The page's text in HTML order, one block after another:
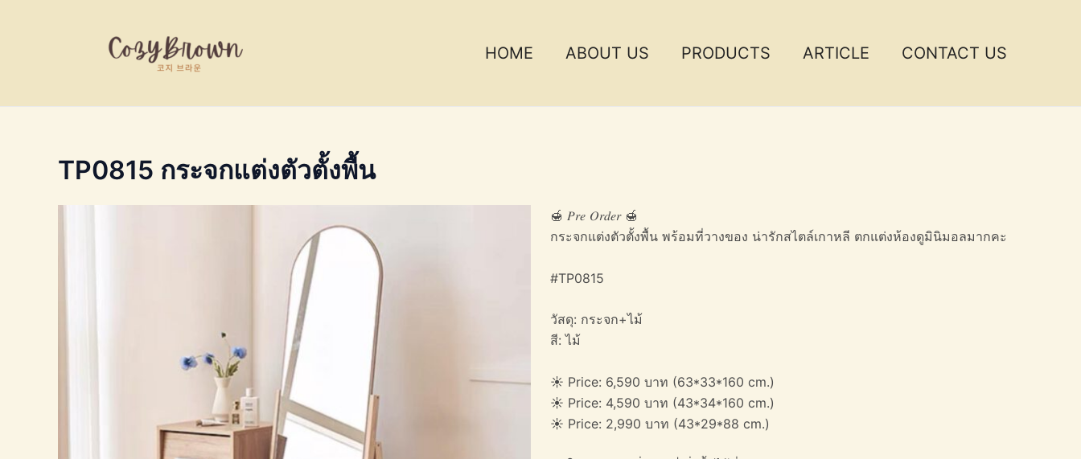
HOME ABOUT US PRODUCTS ARTICLE CONTACT US
TP0815 กระจกแต่งตัวตั้งพื้น
🍯 𝑃𝑟𝑒 𝑂𝑟𝑑𝑒𝑟 🍯
กระจกแต่งตัวตั้งพื้น พร้อมที่วางของ น่ารักสไตล์เกาหลี ตกแต่งห้องดูมินิมอลมากคะ
#TP0815
วัสดุ: กระจก+ไม้
สี: ไม้
☀️ Price: 6,590 บาท (63*33*160 cm.)
☀️ Price: 4,590 บาท (43*34*160 cm.)
☀️ Price: 2,990 บาท (43*29*88 cm.)